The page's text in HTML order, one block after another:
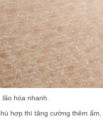
hóa nhanh.
hợp thì tăng cường thêm